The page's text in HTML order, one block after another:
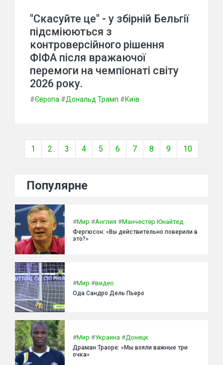
"Скасуйте це" - у збірній Бельгії
підсміюються з
контроверсійного рішення
ФІФА після вражаючої
перемоги на чемпіонаті світу
2026 року.
#Європа #Дональд Трамп #Київ
1 2 3 4 5 6 7 8 9 10
Популярне
#Мир #Англия #Манчестер Юнайтед
Фергюсон: «Вы действительно поверили в
это?»
#Мир #видео
Ода Сандро Дель Пьеро
#Мир #Украина #Донецк
Драман Траоре: «Мы взяли важные три
очка»